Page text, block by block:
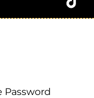
Password